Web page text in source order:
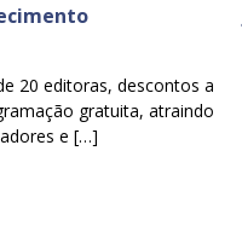
20 editoras, descontos a
gratuita, atraindo
e […]